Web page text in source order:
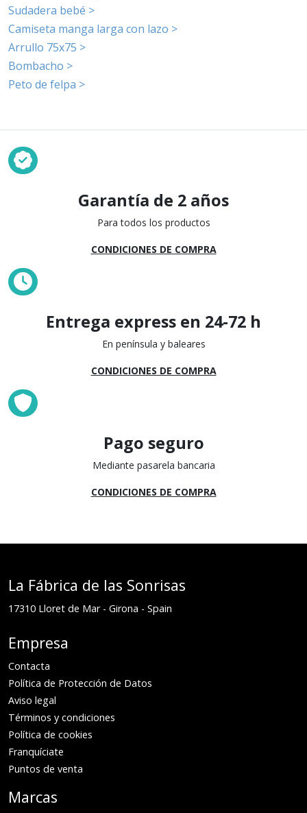
Sudadera bebé >
Camiseta manga larga con lazo >
Arrullo 75x75 >
Bombacho >
Peto de felpa >
Garantía de 2 años
Para todos los productos
CONDICIONES DE COMPRA
Entrega express en 24-72 h
En península y baleares
CONDICIONES DE COMPRA
Pago seguro
Mediante pasarela bancaria
CONDICIONES DE COMPRA
La Fábrica de las Sonrisas
17310 Lloret de Mar- Girona - Spain
Empresa
Contacta
Política de Protección de Datos
Aviso legal
Términos y condiciones
Política de cookies
Franquíciate
Puntos de venta
Marcas